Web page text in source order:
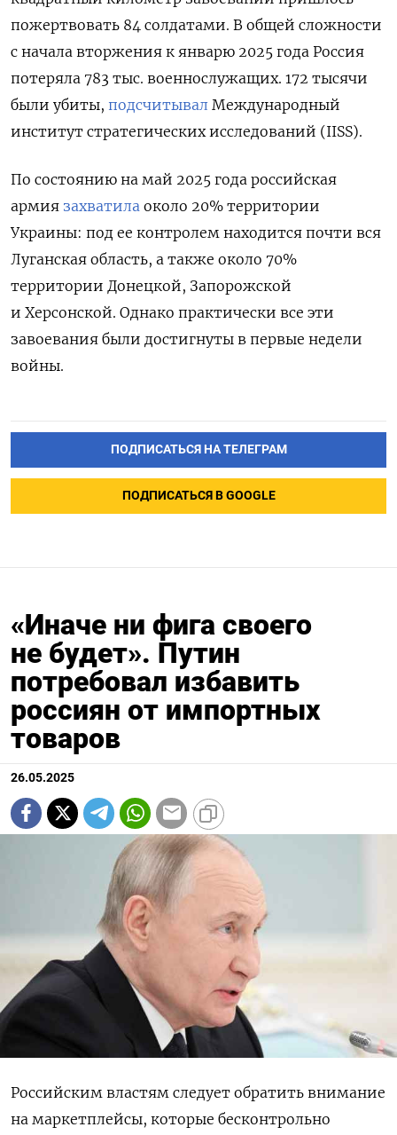
пожертвовать 84 солдатами. В общей сложности
с начала вторжения к январю 2025 года Россия
потеряла 783 тыс. военнослужащих. 172 тысячи
были убиты, подсчитывал Международный
институт стратегических исследований (IISS).
По состоянию на май 2025 года российская
армия захватила около 20% территории
Украины: под ее контролем находится почти вся
Луганская область, а также около 70%
территории Донецкой, Запорожской
и Херсонской. Однако практически все эти
завоевания были достигнуты в первые недели
войны.
ПОДПИСАТЬСЯ НА ТЕЛЕГРАМ
ПОДПИСАТЬСЯ В GOOGLE
«Иначе ни фига своего
не будет». Путин
потребовал избавить
россиян от импортных
товаров
26.05.2025
Российским властям следует обратить внимание
на маркетплейсы, которые бесконтрольно